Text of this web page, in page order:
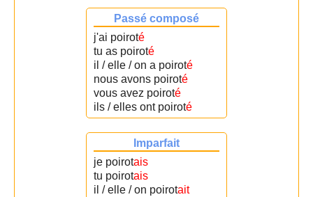
Passé composé
j'ai poiroté
tu as poiroté
il / elle / on a poiroté
nous avons poiroté
vous avez poiroté
ils / elles ont poiroté
Imparfait
je poirotais
tu poirotais
il / elle / on poirotait